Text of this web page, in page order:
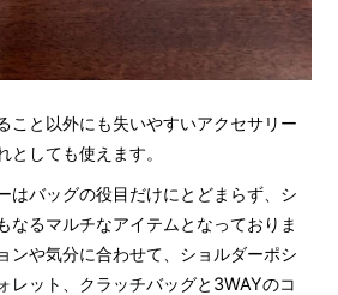
こと以外にも失いやすいアクセサリー
としても使えます。
はバッグの役目だけにとどまらず、シ
なるマルチなアイテムとなっておりま
ンや気分に合わせて、ショルダーポシ
レット、クラッチバッグと3WAYのコ